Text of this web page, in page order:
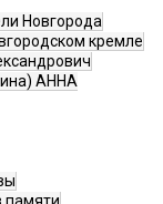
Новгорода
кремле
АННА